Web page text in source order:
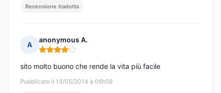
Recensione tradotta
A
anonymous A.
Nota: 4 su 5
Pubblicato il 13/05/2014 à 06h59
sito molto buono che rende la vita più facile